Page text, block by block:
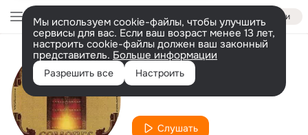
Войти
Мы используем cookie-файлы, чтобы улучшить
сервисы для вас. Если ваш возраст менее 13 лет,
настроить cookie-файлы должен ваш законный
представитель. Больше информации
Разрешить все Настроить
Исполнитель
Sambeco
Слушать